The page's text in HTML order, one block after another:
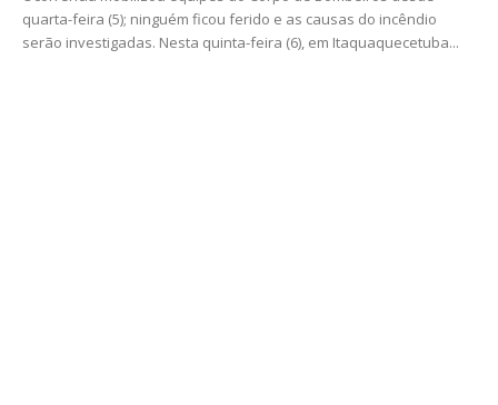
quarta-feira (5); ninguém ficou ferido e as causas do incêndio
serão investigadas. Nesta quinta-feira (6), em Itaquaquecetuba...